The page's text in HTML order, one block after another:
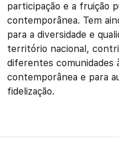
participação e a fruição
contemporânea. Tem
para a diversidade e
território nacional,
diferentes comunidades
contemporânea e para
fidelização.